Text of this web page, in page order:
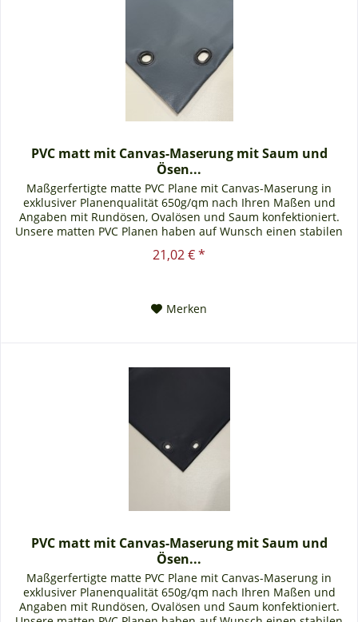
PVC matt mit Canvas-Maserung mit Saum und
Ösen...
Maßgerfertigte matte PVC Plane mit Canvas-Maserung in
exklusiver Planenqualität 650g/qm nach Ihren Maßen und
Angaben mit Rundösen, Ovalösen und Saum konfektioniert.
Unsere matten PVC Planen haben auf Wunsch einen stabilen
21,02 € *
Merken
PVC matt mit Canvas-Maserung mit Saum und
Ösen...
Maßgerfertigte matte PVC Plane mit Canvas-Maserung in
exklusiver Planenqualität 650g/qm nach Ihren Maßen und
Angaben mit Rundösen, Ovalösen und Saum konfektioniert.